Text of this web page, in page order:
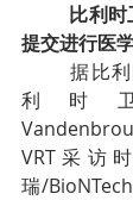
比利
提交进行医
据比
利时
VRT采访
瑞/